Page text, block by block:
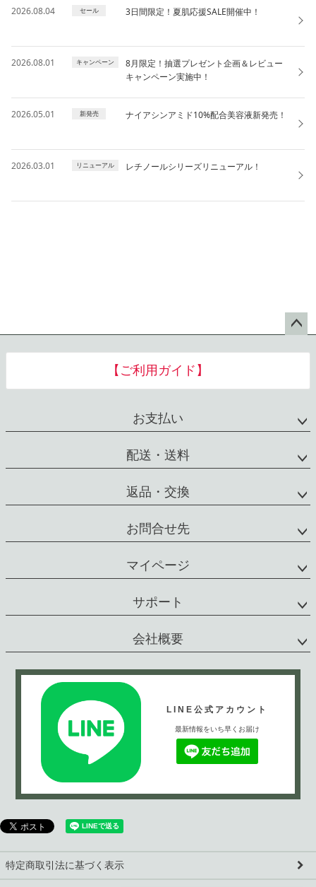
2026.08.04 セール 3日間限定！夏肌応援SALE開催中！
2026.08.01 キャンペーン
8月限定！抽選プレゼント企画＆レビュー
キャンペーン実施中！
2026.05.01 新発売 ナイアシンアミド10%配合美容液新発売！
2026.03.01 リニューアル レチノールシリーズリニューアル！
へ
【ご利用ガイド】
お支払い
配送・送料
返品・交換
お問合せ先
マイページ
サポート
会社概要
特定商取引法に基づく表示
LINE公式アカウント
最新情報をいち早くお届け